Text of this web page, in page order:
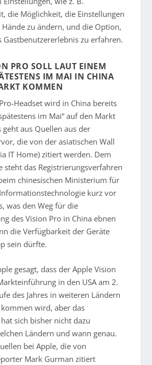
die Möglichkeit, die Einstellungen
zu ändern, und die Option,
Gastbenutzererlebnis zu erfahren.
PRO SOLL LAUT EINEM
IM MAI IN CHINA
KOMMEN
Headset wird in China bereits
im Mai“ auf den Markt
aus Quellen aus der
die von der asiatischen Wall
IT Home) zitiert werden. Dem
steht das Registrierungsverfahren
chinesischen Ministerium für
kurz vor
was den Weg für die
des Vision Pro in China ebnen
die Verfügbarkeit der Geräte
sein dürfte.
gesagt, dass der Apple Vision
in den USA am 2.
des Jahres in weiteren Ländern
wird, aber das
sich bisher nicht dazu
Ländern und wann genau.
bei Apple, die von
Mark Gurman zitiert